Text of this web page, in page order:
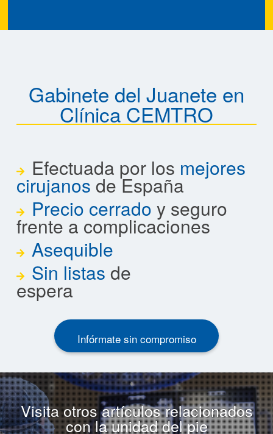
Gabinete del Juanete en
Clínica CEMTRO
Efectuada por los mejores
cirujanos de España
Precio cerrado y seguro
frente a complicaciones
Asequible
Sin listas de
espera
Infórmate sin compromiso
Visita otros artículos relacionados
con la unidad del pie